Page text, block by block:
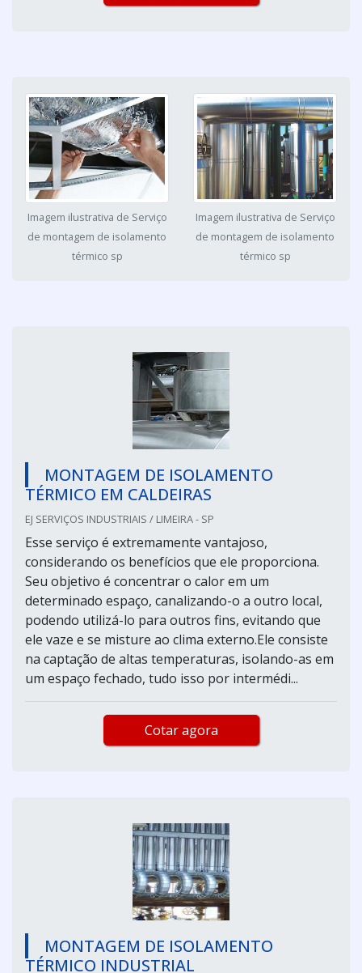
Imagem ilustrativa de Serviço
de montagem de isolamento
térmico sp
Imagem ilustrativa de Serviço
de montagem de isolamento
térmico sp
MONTAGEM DE ISOLAMENTO
TÉRMICO EM CALDEIRAS
EJ SERVIÇOS INDUSTRIAIS / LIMEIRA - SP
Esse serviço é extremamente vantajoso,
considerando os benefícios que ele proporciona.
Seu objetivo é concentrar o calor em um
determinado espaço, canalizando-o a outro local,
podendo utilizá-lo para outros fins, evitando que
ele vaze e se misture ao clima externo.Ele consiste
na captação de altas temperaturas, isolando-as em
um espaço fechado, tudo isso por intermédi...
Cotar agora
MONTAGEM DE ISOLAMENTO
TÉRMICO INDUSTRIAL